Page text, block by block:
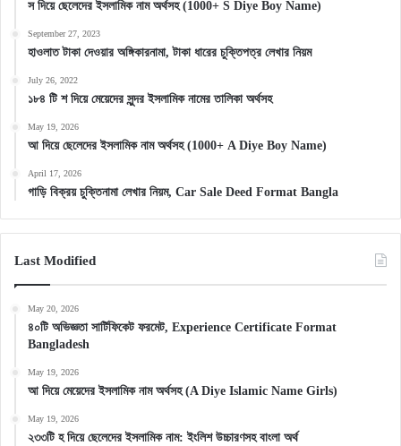
স দিয়ে ছেলেদের ইসলামিক নাম অর্থসহ (1000+ S Diye Boy Name)
September 27, 2023
হাওলাত টাকা দেওয়ার অঙ্গিকারনামা, টাকা ধারের চুক্তিপত্র লেখার নিয়ম
July 26, 2022
১৮৪ টি শ দিয়ে মেয়েদের সুন্দর ইসলামিক নামের তালিকা অর্থসহ
May 19, 2026
আ দিয়ে ছেলেদের ইসলামিক নাম অর্থসহ (1000+ A Diye Boy Name)
April 17, 2026
গাড়ি বিক্রয় চুক্তিনামা লেখার নিয়ম, Car Sale Deed Format Bangla
Last Modified
May 20, 2026
৪০টি অভিজ্ঞতা সার্টিফিকেট ফরমেট, Experience Certificate Format
Bangladesh
May 19, 2026
আ দিয়ে মেয়েদের ইসলামিক নাম অর্থসহ (A Diye Islamic Name Girls)
May 19, 2026
২৩৩টি হ দিয়ে ছেলেদের ইসলামিক নাম: ইংলিশ উচ্চারণসহ বাংলা অর্থ